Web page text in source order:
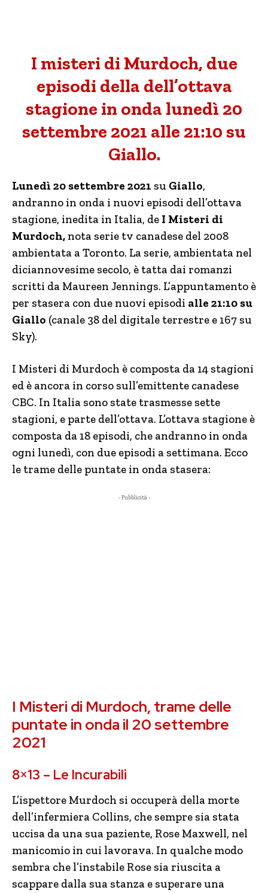
I misteri di Murdoch, due
episodi della dell’ottava
stagione in onda lunedì 20
settembre 2021 alle 21:10 su
Giallo.
Lunedì 20 settembre 2021 su Giallo,
andranno in onda i nuovi episodi dell’ottava
stagione, inedita in Italia, de I Misteri di
Murdoch, nota serie tv canadese del 2008
ambientata a Toronto. La serie, ambientata nel
diciannovesime secolo, è tatta dai romanzi
scritti da Maureen Jennings. L’appuntamento è
per stasera con due nuovi episodi alle 21:10 su
Giallo (canale 38 del digitale terrestre e 167 su
Sky).
I Misteri di Murdoch è composta da 14 stagioni
ed è ancora in corso sull’emittente canadese
CBC. In Italia sono state trasmesse sette
stagioni, e parte dell’ottava. L’ottava stagione è
composta da 18 episodi, che andranno in onda
ogni lunedì, con due episodi a settimana. Ecco
le trame delle puntate in onda stasera:
- Pubblicità -
I Misteri di Murdoch, trame delle
puntate in onda il 20 settembre
2021
8×13 – Le Incurabili
L’ispettore Murdoch si occuperà della morte
dell’infermiera Collins, che sempre sia stata
uccisa da una sua paziente, Rose Maxwell, nel
manicomio in cui lavorava. In qualche modo
sembra che l’instabile Rose sia riuscita a
scappare dalla sua stanza e superare una